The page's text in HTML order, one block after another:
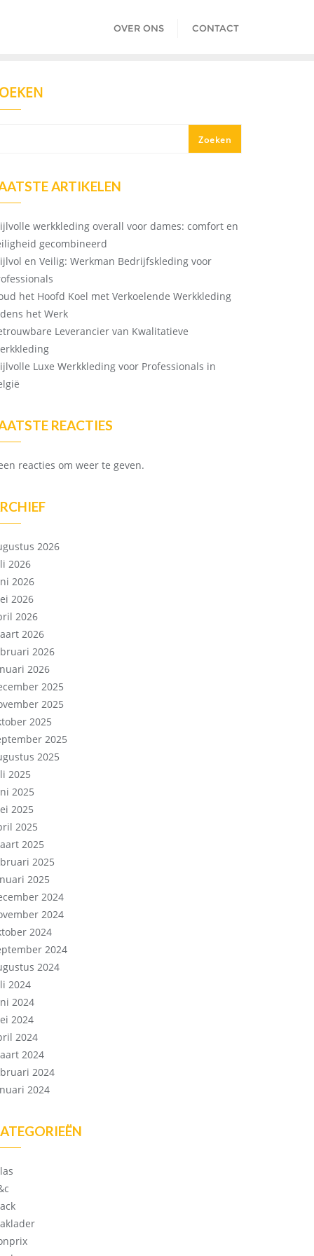
OVER ONS CONTACT
Zoeken
ARTIKELEN
werkkleding overall voor dames: comfort en
gecombineerd
en Veilig: Werkman Bedrijfskleding voor
het Hoofd Koel met Verkoelende Werkkleding
het Werk
Leverancier van Kwalitatieve
Luxe Werkkleding voor Professionals in
REACTIES
reacties om weer te geven.
2026
2026
2026
2026
2026
2026
2026
2026
2025
2025
2025
2025
2025
2025
2025
2025
2025
2025
2025
2025
2024
2024
2024
2024
2024
2024
2024
2024
2024
2024
2024
2024